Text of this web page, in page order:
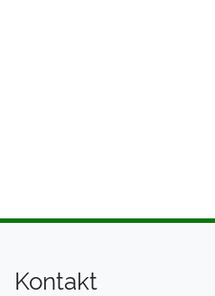
Kontakt